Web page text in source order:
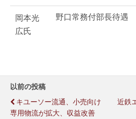
岡本光
広氏
野口常務付部長待遇
以前の投稿
キユーソー流通、小売向け
専用物流が拡大、収益改善
近鉄